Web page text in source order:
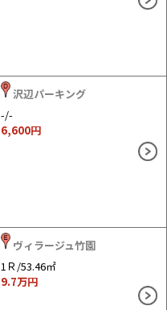
沢辺パーキング
-/-
6,600円
ヴィラージュ竹園
1Ｒ/53.46㎡
9.7万円